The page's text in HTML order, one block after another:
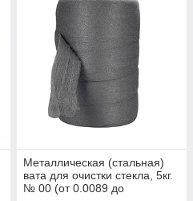
Металлическая (стальная)
вата для очистки стекла, 5кг.
№ 00 (от 0.0089 до